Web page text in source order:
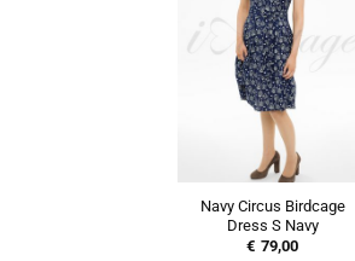
Navy Circus Birdcage
Dress S Navy
€ 79,00